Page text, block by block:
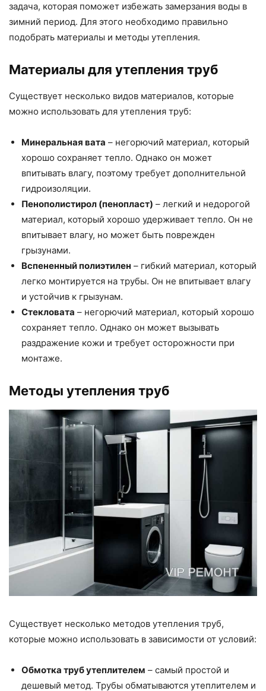
задача, которая поможет избежать замерзания воды в
зимний период. Для этого необходимо правильно
подобрать материалы и методы утепления.
Материалы для утепления труб
Существует несколько видов материалов, которые
можно использовать для утепления труб:
Минеральная вата – негорючий материал, который
хорошо сохраняет тепло. Однако он может
впитывать влагу, поэтому требует дополнительной
гидроизоляции.
Пенополистирол (пенопласт) – легкий и недорогой
материал, который хорошо удерживает тепло. Он не
впитывает влагу, но может быть поврежден
грызунами.
Вспененный полиэтилен – гибкий материал, который
легко монтируется на трубы. Он не впитывает влагу
и устойчив к грызунам.
Стекловата – негорючий материал, который хорошо
сохраняет тепло. Однако он может вызывать
раздражение кожи и требует осторожности при
монтаже.
Методы утепления труб
Существует несколько методов утепления труб,
которые можно использовать в зависимости от условий:
Обмотка труб утеплителем – самый простой и
дешевый метод. Трубы обматываются утеплителем и